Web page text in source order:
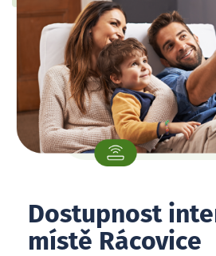
Dostupnost
místě Rácovice